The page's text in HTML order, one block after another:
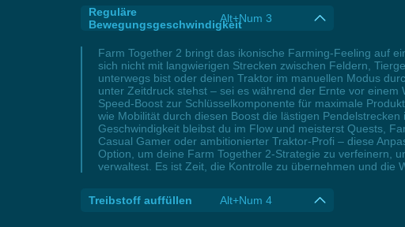
Reguläre
BewegungsgeschwindigkeitAlt+Num 3
Farm Together 2 bringt das ikonische Farming-Feeling auf
sich nicht mit langwierigen Strecken zwischen Feldern,
unterwegs bist oder deinen Traktor im manuellen Modus
unter Zeitdruck stehst – sei es während der Ernte vor
Speed-Boost zur Schlüsselkomponente für maximale
wie Mobilität durch diesen Boost die lästigen
Geschwindigkeit bleibst du im Flow und meisterst Quests,
Casual Gamer oder ambitionierter Traktor-Profi – diese
Option, um deine Farm Together 2-Strategie zu verfeinern,
verwaltest. Es ist Zeit, die Kontrolle zu übernehmen und die
Treibstoff auffüllen Alt+Num 4